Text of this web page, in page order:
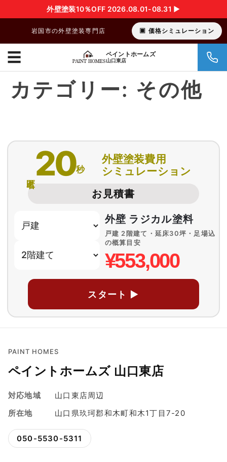
外壁塗装10％OFF 2026.08.01-08.31 ▶︎
岩国市の外壁塗装専門店 価格シミュレーション
ペイントホームズ
山口東店
☰
カテゴリー: その他
20秒
外壁塗装費用
シミュレーション
お見積書
外壁 ラジカル塗料
戸建 2階建て・延床30坪・足場込
の概算目安
¥553,000
スタート ▶
PAINT HOMES
ペイントホームズ 山口東店
対応地域
山口東店周辺
所在地
山口県玖珂郡和木町和木1丁目7-20
050-5530-5311